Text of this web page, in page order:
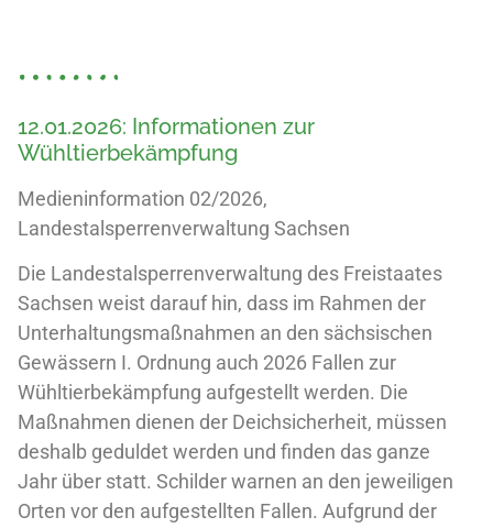
12.01.2026: Informationen zur
Wühltierbekämpfung
Medieninformation 02/2026,
Landestalsperrenverwaltung Sachsen
Die Landestalsperrenverwaltung des Freistaates
Sachsen weist darauf hin, dass im Rahmen der
Unterhaltungsmaßnahmen an den sächsischen
Gewässern I. Ordnung auch 2026 Fallen zur
Wühltierbekämpfung aufgestellt werden. Die
Maßnahmen dienen der Deichsicherheit, müssen
deshalb geduldet werden und finden das ganze
Jahr über statt. Schilder warnen an den jeweiligen
Orten vor den aufgestellten Fallen. Aufgrund der